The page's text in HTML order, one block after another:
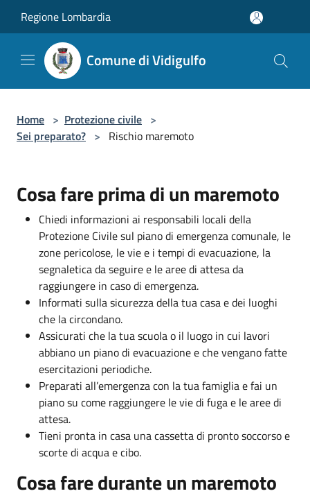
Regione Lombardia
Comune di Vidigulfo
Home > Protezione civile >
Sei preparato? > Rischio maremoto
Cosa fare prima di un maremoto
Chiedi informazioni ai responsabili locali della
Protezione Civile sul piano di emergenza comunale, le
zone pericolose, le vie e i tempi di evacuazione, la
segnaletica da seguire e le aree di attesa da
raggiungere in caso di emergenza.
Informati sulla sicurezza della tua casa e dei luoghi
che la circondano.
Assicurati che la tua scuola o il luogo in cui lavori
abbiano un piano di evacuazione e che vengano fatte
esercitazioni periodiche.
Preparati all’emergenza con la tua famiglia e fai un
piano su come raggiungere le vie di fuga e le aree di
attesa.
Tieni pronta in casa una cassetta di pronto soccorso e
scorte di acqua e cibo.
Cosa fare durante un maremoto